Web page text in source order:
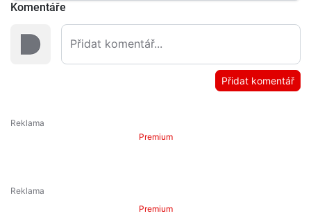
Komentáře
Přidat komentář
Premium
Premium